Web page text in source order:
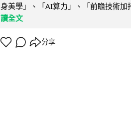
身美學」、「AI算力」、「前瞻技術
讀全文
分享